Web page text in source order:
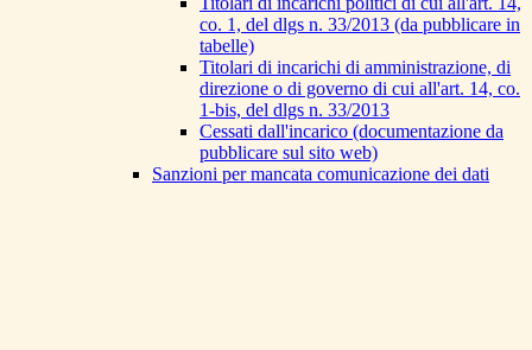
co. 1, del dlgs n. 33/2013 (da pubblicare in
tabelle)
Titolari di incarichi di amministrazione, di
direzione o di governo di cui all'art. 14, co.
1-bis, del dlgs n. 33/2013
Cessati dall'incarico (documentazione da
pubblicare sul sito web)
Sanzioni per mancata comunicazione dei dati